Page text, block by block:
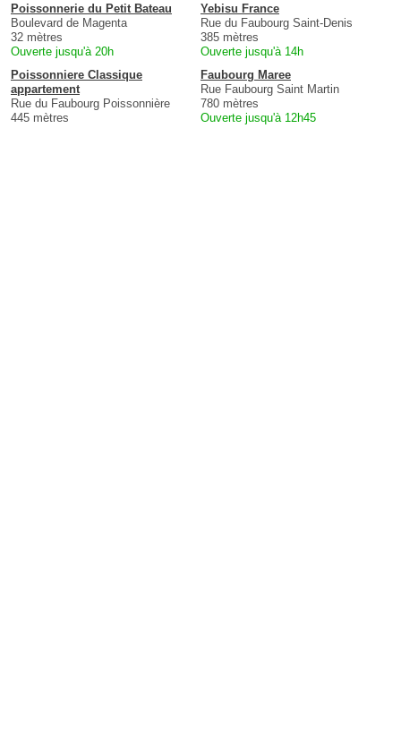
Poissonnerie du Petit Bateau
Boulevard de Magenta
32 mètres
Ouverte jusqu'à 20h
Yebisu France
Rue du Faubourg Saint-Denis
385 mètres
Ouverte jusqu'à 14h
Poissonniere Classique
appartement
Rue du Faubourg Poissonnière
445 mètres
Faubourg Maree
Rue Faubourg Saint Martin
780 mètres
Ouverte jusqu'à 12h45